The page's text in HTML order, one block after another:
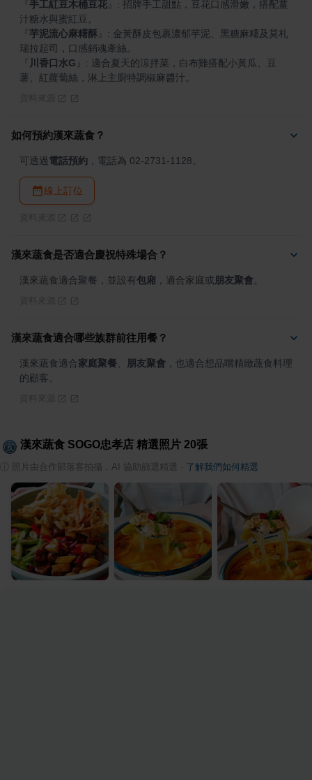
手工紅豆木桶豆花
: 招牌手工甜點，豆花口感滑嫩，搭配薑
芋泥流心麻糬酥
: 金黃酥皮包裹濃郁芋泥、黑糖麻糬及莫札
川香口水G
: 適合夏天的涼拌菜，白布雞搭配小黃瓜、豆
薯、紅蘿蔔絲，淋上主廚特調椒麻醬汁。
如何預約漢來蔬食？
可透過電話預約 ，電話為 02-2731-1128。
線上訂位
漢來蔬食是否適合慶祝特殊場合？
漢來蔬食適合聚餐，並設有包廂 ，適合家庭或 朋友聚會
漢來蔬食適合哪些族群前往用餐？
漢來蔬食適合家庭聚餐 朋友聚會 ，也適合想品嚐精緻蔬食料理
的顧客。
漢來蔬食 SOGO忠孝店 精選照片 20張
照片由合作部落客拍攝，AI 協助篩選精選 了解我們如何精選